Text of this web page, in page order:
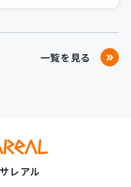
一覧を見る
レアル